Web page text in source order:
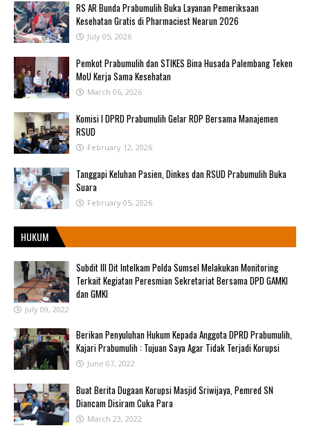
RS AR Bunda Prabumulih Buka Layanan Pemeriksaan
Kesehatan Gratis di Pharmaciest Nearun 2026
July 05, 2026
Pemkot Prabumulih dan STIKES Bina Husada Palembang Teken
MoU Kerja Sama Kesehatan
March 06, 2026
Komisi I DPRD Prabumulih Gelar RDP Bersama Manajemen
RSUD
February 12, 2026
Tanggapi Keluhan Pasien, Dinkes dan RSUD Prabumulih Buka
Suara
February 05, 2026
HUKUM
Subdit III Dit Intelkam Polda Sumsel Melakukan Monitoring
Terkait Kegiatan Peresmian Sekretariat Bersama DPD GAMKI
dan GMKI
July 09, 2022
Berikan Penyuluhan Hukum Kepada Anggota DPRD Prabumulih,
Kajari Prabumulih : Tujuan Saya Agar Tidak Terjadi Korupsi
June 07, 2022
Buat Berita Dugaan Korupsi Masjid Sriwijaya, Pemred SN
Diancam Disiram Cuka Para
March 23, 2022